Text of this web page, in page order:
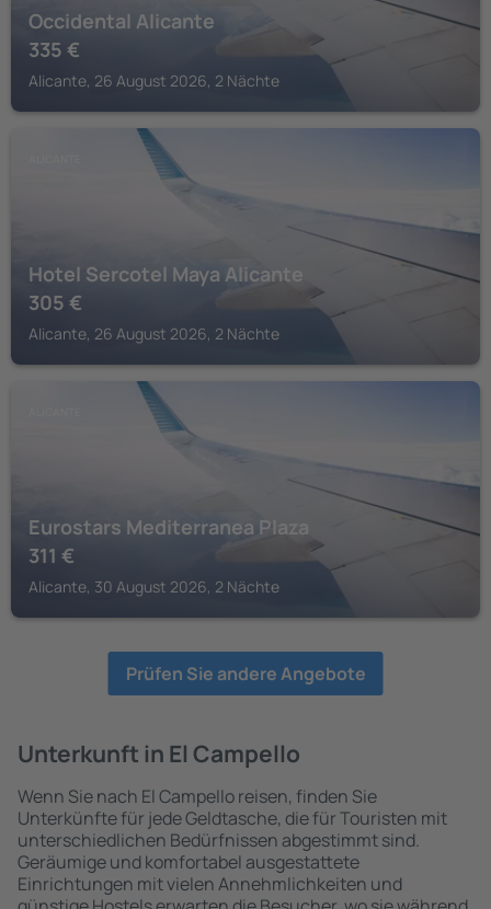
Occidental Alicante
335 €
Alicante, 26 August 2026, 2 Nächte
Hotel Sercotel Maya Alicante
305 €
Alicante, 26 August 2026, 2 Nächte
Eurostars Mediterranea Plaza
311 €
Alicante, 30 August 2026, 2 Nächte
Prüfen Sie andere Angebote
Unterkunft in El Campello
Wenn Sie nach El Campello reisen, finden Sie
Unterkünfte für jede Geldtasche, die für Touristen mit
unterschiedlichen Bedürfnissen abgestimmt sind.
Geräumige und komfortabel ausgestattete
Einrichtungen mit vielen Annehmlichkeiten und